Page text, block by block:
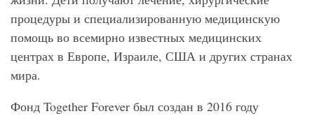
процедуры и специализированную медицинскую
помощь во всемирно известных медицинских
центрах в Европе, Израиле, США и других странах
мира.
Фонд Together Forever был создан в 2016 году